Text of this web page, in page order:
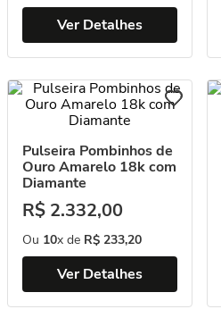
Ver Detalhes
Pulseira Pombinhos de
Ouro Amarelo 18k com
Diamante
R$ 2.332,00
Ou 10x de R$ 233,20
Ver Detalhes